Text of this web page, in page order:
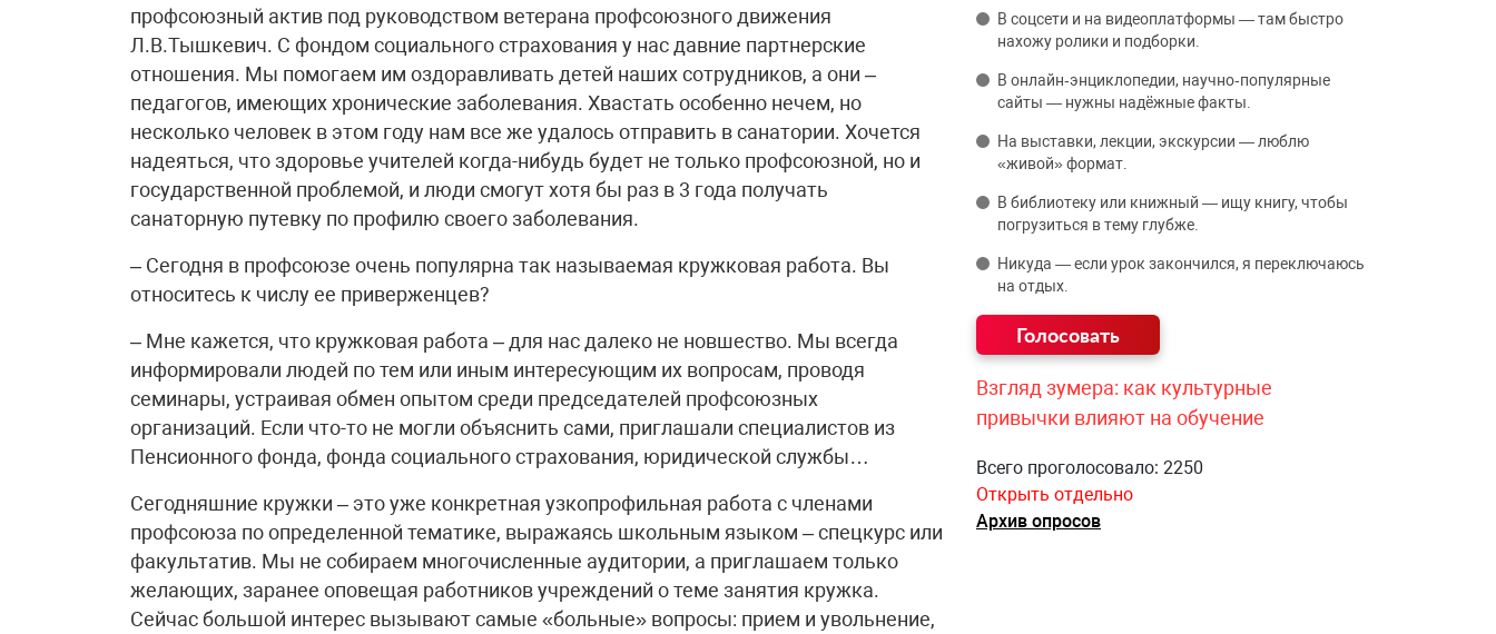
профсоюзный актив под руководством ветерана профсоюзного движения
Л.В.Тышкевич. С фондом социального страхования у нас давние партнерские
отношения. Мы помогаем им оздоравливать детей наших сотрудников, а они –
педагогов, имеющих хронические заболевания. Хвастать особенно нечем, но
несколько человек в этом году нам все же удалось отправить в санатории. Хочется
надеяться, что здоровье учителей когда-нибудь будет не только профсоюзной, но и
государственной проблемой, и люди смогут хотя бы раз в 3 года получать
санаторную путевку по профилю своего заболевания.
– Сегодня в профсоюзе очень популярна так называемая кружковая работа. Вы
относитесь к числу ее приверженцев?
– Мне кажется, что кружковая работа – для нас далеко не новшество. Мы всегда
информировали людей по тем или иным интересующим их вопросам, проводя
семинары, устраивая обмен опытом среди председателей профсоюзных
организаций. Если что-то не могли объяснить сами, приглашали специалистов из
Пенсионного фонда, фонда социального страхования, юридической службы…
Сегодняшние кружки – это уже конкретная узкопрофильная работа с членами
профсоюза по определенной тематике, выражаясь школьным языком – спецкурс или
факультатив. Мы не собираем многочисленные аудитории, а приглашаем только
желающих, заранее оповещая работников учреждений о теме занятия кружка.
Сейчас большой интерес вызывают самые «больные» вопросы: прием и увольнение,
В соцсети и на видеоплатформы — там быстро
нахожу ролики и подборки.
В онлайн‑энциклопедии, научно‑популярные
сайты — нужны надёжные факты.
На выставки, лекции, экскурсии — люблю
«живой» формат.
В библиотеку или книжный — ищу книгу, чтобы
погрузиться в тему глубже.
Никуда — если урок закончился, я переключаюсь
на отдых.
Взгляд зумера: как культурные
привычки влияют на обучение
Всего проголосовало: 2250
Открыть отдельно
Архив опросов